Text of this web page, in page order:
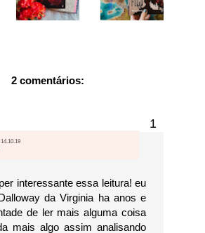
2 comentários:
14.10.19
interessante essa leitura! eu
da Virginia ha anos e
de ler mais alguma coisa
mais algo assim analisando